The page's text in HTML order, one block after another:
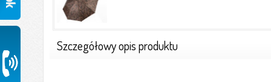
Szczegółowy opis produktu